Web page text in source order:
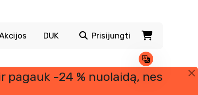
DUK Prisijungti
pagauk -24 % nuolaidą, nes